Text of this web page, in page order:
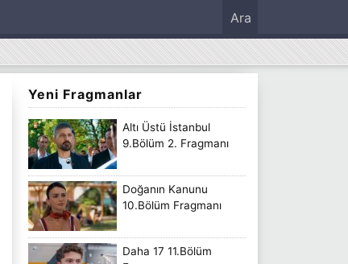
Ara
Yeni Fragmanlar
Altı Üstü İstanbul
9.Bölüm 2. Fragmanı
Doğanın Kanunu
10.Bölüm Fragmanı
Daha 17 11.Bölüm